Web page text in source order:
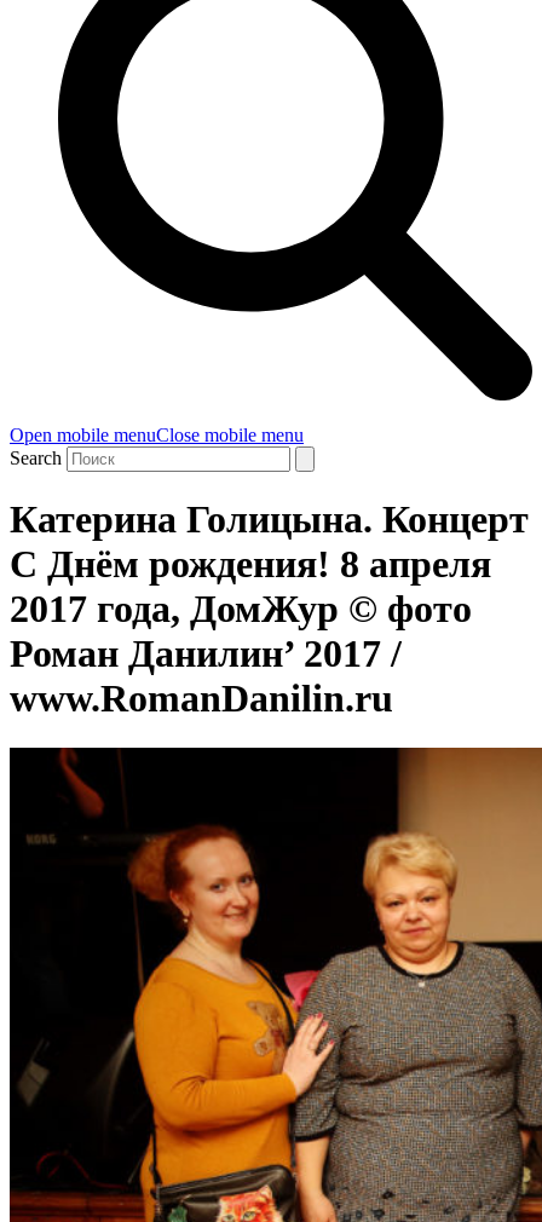
Open mobile menuClose mobile menu
Search
Катерина Голицына. Концерт
С Днём рождения! 8 апреля
2017 года, ДомЖур © фото
Роман Данилин’ 2017 /
www.RomanDanilin.ru